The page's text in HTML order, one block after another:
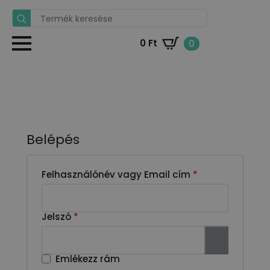
Search
for:
0 Ft 0
Belépés
Felhasználónév vagy Email cím *
Jelszó *
Emlékezz rám